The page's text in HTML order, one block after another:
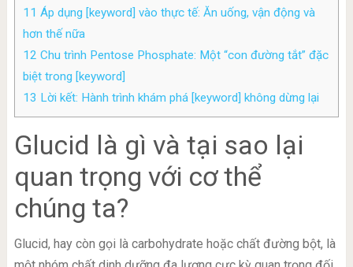
11 Áp dụng [keyword] vào thực tế: Ăn uống, vận động và
hơn thế nữa
12 Chu trình Pentose Phosphate: Một “con đường tắt” đặc
biệt trong [keyword]
13 Lời kết: Hành trình khám phá [keyword] không dừng lại
Glucid là gì và tại sao lại
quan trọng với cơ thể
chúng ta?
Glucid, hay còn gọi là carbohydrate hoặc chất đường bột, là